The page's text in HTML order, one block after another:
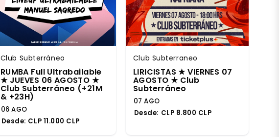
Club Subterráneo
RUMBA Full Ultrabailable
★ JUEVES 06 AGOSTO ★
Club Subterráneo (+21M
& +23H)
06 AGO
Desde: CLP 11.000 CLP
Club Subterraneo
LIRICISTAS ★ VIERNES 07
AGOSTO ★ Club
Subterráneo
07 AGO
Desde: CLP 8.800 CLP